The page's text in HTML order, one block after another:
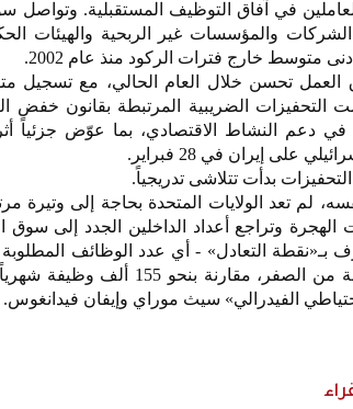
متوسط خارج فترات الركود منذ عام 2002.
التحفيزات الضريبية المرتبطة بقانون خفض
في دعم النشاط الاقتصادي، بما عوّض جزئياً
على إيران في 28 فبراير.
بدأت تتلاشى تدريجياً.
لم تعد الولايات المتحدة بحاجة إلى
وتراجع أعداد الداخلين الجدد إلى سوق
بـ«نقطة التعادل» - أي عدد الوظائف
الفيدرالي» سيث موراي وإيفان فيدانغوس.